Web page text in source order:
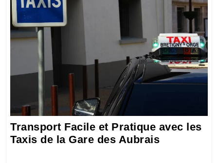
Transport Facile et Pratique avec les
Taxis de la Gare des AubraisTransport